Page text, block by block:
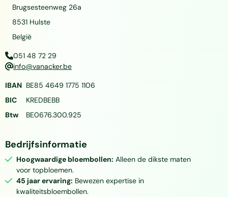
Brugsesteenweg 26a
8531 Hulste
België
051 48 72 29
info@vanacker.be
IBAN BE85 4649 1775 1106
BIC
KREDBEBB
Btw
BE0676.300.925
Bedrijfsinformatie
Hoogwaardige bloembollen: Alleen de dikste maten
voor topbloemen.
45 jaar ervaring: Bewezen expertise in
kwaliteitsbloembollen.